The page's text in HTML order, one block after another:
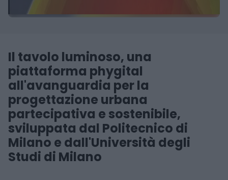
Il tavolo luminoso, una
piattaforma phygital
all'avanguardia per la
progettazione urbana
partecipativa e sostenibile,
sviluppata dal Politecnico di
Milano e dall'Università degli
Studi di Milano